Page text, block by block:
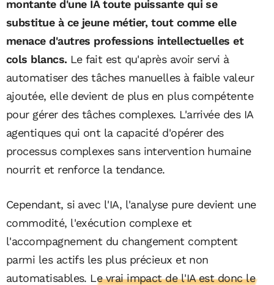
montante d'une IA toute puissante qui se
substitue à ce jeune métier, tout comme elle
menace d'autres professions intellectuelles et
cols blancs. Le fait est qu'après avoir servi à
automatiser des tâches manuelles à faible valeur
ajoutée, elle devient de plus en plus compétente
pour gérer des tâches complexes. L'arrivée des IA
agentiques qui ont la capacité d'opérer des
processus complexes sans intervention humaine
nourrit et renforce la tendance.
Cependant, si avec l'IA, l'analyse pure devient une
commodité, l'exécution complexe et
l'accompagnement du changement comptent
parmi les actifs les plus précieux et non
automatisables. Le vrai impact de l'IA est donc le